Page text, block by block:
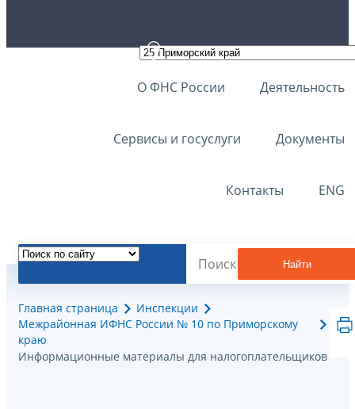
О ФНС России Деятельность
Сервисы и госуслуги Документы
Контакты ENG
Найти
Главная страница
Инспекции
Межрайонная ИФНС России № 10 по Приморскому
краю
Информационные материалы для налогоплательщиков